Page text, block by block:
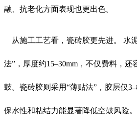
融、抗老化方面表现也更出色。
从施工工艺看，瓷砖胶更先进。 水
法”，厚度约15–30mm，不仅费料，
鼓。瓷砖胶则采用“薄贴法”，胶层仅
保水性和粘结力能显著降低空鼓风险。